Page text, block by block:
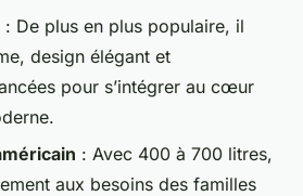
: De plus en plus populaire, il
design élégant et
pour s’intégrer au cœur
: Avec 400 à 700 litres,
aux besoins des familles